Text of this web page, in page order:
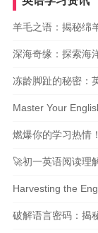
羊毛之语：揭秘绵
深海奇缘：探索海
冻龄脚趾的秘密：
Master Your
燃爆你的学习热情
🚀初一英语阅读理
Harvesting the
破解语言密码：揭